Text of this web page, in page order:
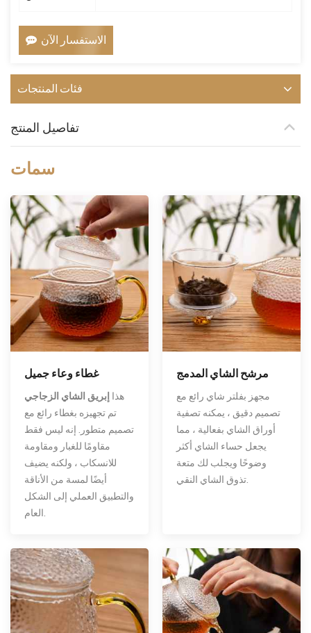
الاستفسار الآن
فئات المنتجات
تفاصيل المنتج
سمات
غطاء وعاء جميل
هذا
إبريق الشاي الزجاجي
تم تجهيزه بغطاء رائع مع
تصميم متطور. إنه ليس فقط
مقاومًا للغبار ومقاومة
للانسكاب ، ولكنه يضيف
أيضًا لمسة من الأناقة
والتطبيق العملي إلى الشكل
العام.
مرشح الشاي المدمج
مجهز بفلتر شاي رائع مع
تصميم دقيق ، يمكنه تصفية
أوراق الشاي بفعالية ، مما
يجعل حساء الشاي أكثر
وضوحًا ويجلب لك متعة
تذوق الشاي النقي.